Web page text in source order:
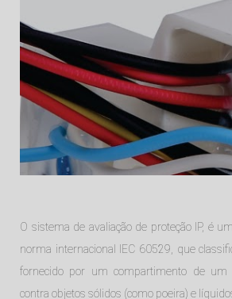
O sistema de avaliação de proteção IP, é
norma internacional IEC 60529, que
fornecido por um compartimento de um
contra objetos sólidos (como poeira) e